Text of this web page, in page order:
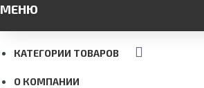
МЕНЮ
КАТЕГОРИИ ТОВАРОВ
О КОМПАНИИ